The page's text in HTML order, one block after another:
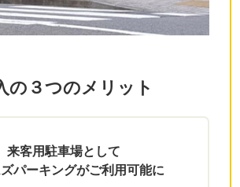
の３つのメリット
来客用駐車場として
パーキングがご利用可能に